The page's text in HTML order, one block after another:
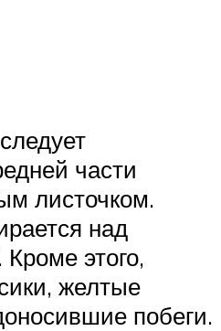
части
листочком.
над
этого,
желтые
побеги.